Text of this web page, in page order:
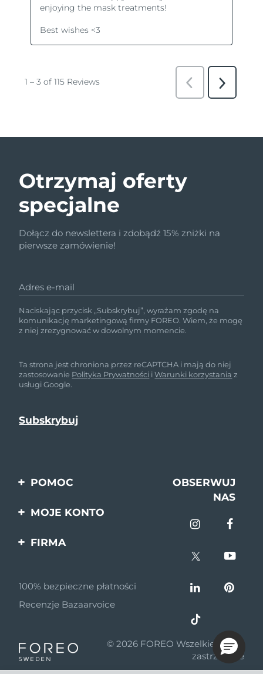
Otrzymaj oferty
specjalne
Dołącz do newslettera i zdobądź 15% zniżki na
pierwsze zamówienie!
Adres e-mail
Naciskając przycisk „Subskrybuj”, wyrażam zgodę na
komunikację marketingową firmy FOREO. Wiem, że mogę
z niej zrezygnować w dowolnym momencie.
Ta strona jest chroniona przez reCAPTCHA i mają do niej
zastosowanie Polityka Prywatności iWarunki korzystania z
usługi Google.
POMOC
Kontakt
OBSERWUJ
NAS
MOJE KONTO
FIRMA
Program partnerski
Wiadomości
MYSA
Dystrybutorzy
100% bezpieczne płatności
Recenzje Bazaarvoice
© 2026 FOREO Wszelkie prawa
zastrzeżone